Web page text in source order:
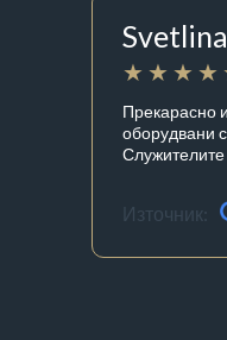
Прекарасно
оборудвани
Служителите
Източник: